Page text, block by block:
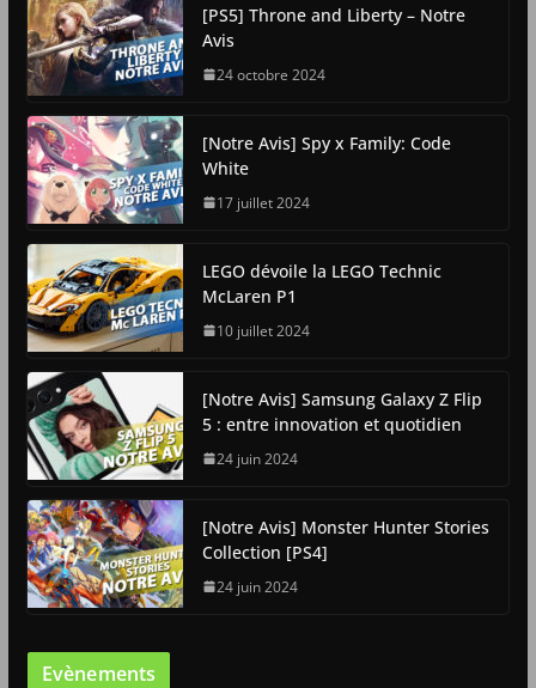
[PS5] Throne and Liberty – Notre
Avis
24 octobre 2024
[Notre Avis] Spy x Family: Code
White
17 juillet 2024
LEGO dévoile la LEGO Technic
McLaren P1
10 juillet 2024
[Notre Avis] Samsung Galaxy Z Flip
5 : entre innovation et quotidien
24 juin 2024
[Notre Avis] Monster Hunter Stories
Collection [PS4]
24 juin 2024
Evènements